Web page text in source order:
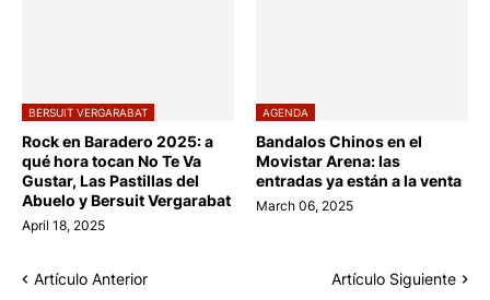
BERSUIT VERGARABAT
Rock en Baradero 2025: a
qué hora tocan No Te Va
Gustar, Las Pastillas del
Abuelo y Bersuit Vergarabat
April 18, 2025
AGENDA
Bandalos Chinos en el
Movistar Arena: las
entradas ya están a la venta
March 06, 2025
Artículo Anterior Artículo Siguiente